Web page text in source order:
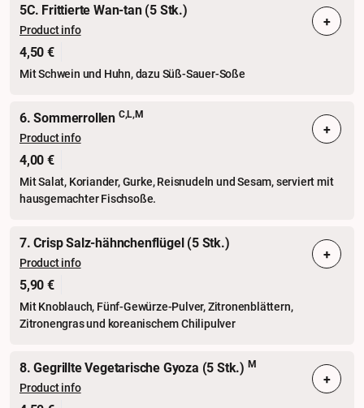
5C. Frittierte Wan-tan (5 Stk.)
Product info
4,50 €
Mit Schwein und Huhn, dazu Süß-Sauer-Soße
+
6. Sommerrollen C,L,M
Product info
4,00 €
Mit Salat, Koriander, Gurke, Reisnudeln und Sesam, serviert mit
hausgemachter Fischsoße.
+
7. Crisp Salz-hähnchenflügel (5 Stk.)
Product info
5,90 €
Mit Knoblauch, Fünf-Gewürze-Pulver, Zitronenblättern,
Zitronengras und koreanischem Chilipulver
+
8. Gegrillte Vegetarische Gyoza (5 Stk.) M
Product info +